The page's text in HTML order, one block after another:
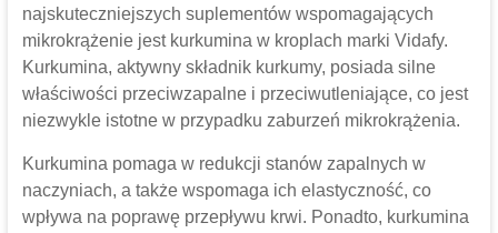
najskuteczniejszych suplementów wspomagających
mikrokrążenie jest kurkumina w kroplach marki Vidafy.
Kurkumina, aktywny składnik kurkumy, posiada silne
właściwości przeciwzapalne i przeciwutleniające, co jest
niezwykle istotne w przypadku zaburzeń mikrokrążenia.
Kurkumina pomaga w redukcji stanów zapalnych w
naczyniach, a także wspomaga ich elastyczność, co
wpływa na poprawę przepływu krwi. Ponadto, kurkumina